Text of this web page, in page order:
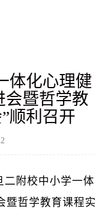
体化心理健
会暨哲学教
顺利召开
二附校中小学一体
暨哲学教育课程实